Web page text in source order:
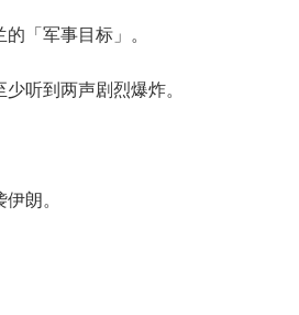
「军事目标」。
听到两声剧烈爆炸。
朗。